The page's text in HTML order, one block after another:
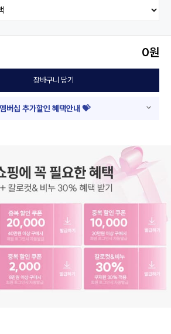
0원
장바구니 담기
버십 추가할인 혜택안내 💝